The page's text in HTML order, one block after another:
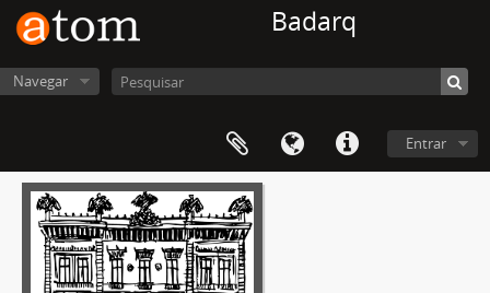
Badarq
Navegar
Entrar